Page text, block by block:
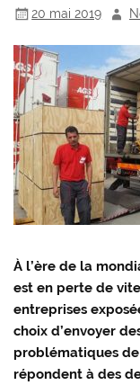
20 mai 2019
À l’ère de la
est en perte de
entreprises
choix d’envoyer
problématiques
répondent à des